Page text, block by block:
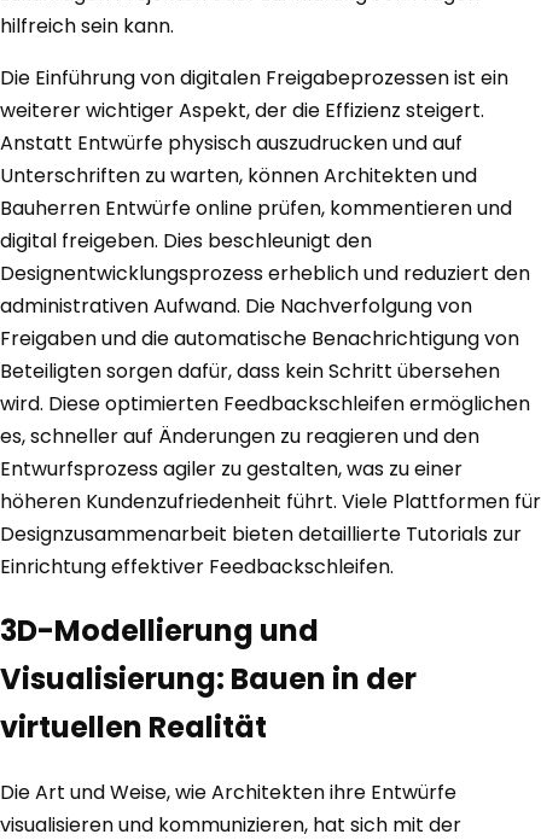
hilfreich sein kann.
Die Einführung von digitalen Freigabeprozessen ist ein
weiterer wichtiger Aspekt, der die Effizienz steigert.
Anstatt Entwürfe physisch auszudrucken und auf
Unterschriften zu warten, können Architekten und
Bauherren Entwürfe online prüfen, kommentieren und
digital freigeben. Dies beschleunigt den
Designentwicklungsprozess erheblich und reduziert den
administrativen Aufwand. Die Nachverfolgung von
Freigaben und die automatische Benachrichtigung von
Beteiligten sorgen dafür, dass kein Schritt übersehen
wird. Diese optimierten Feedbackschleifen ermöglichen
es, schneller auf Änderungen zu reagieren und den
Entwurfsprozess agiler zu gestalten, was zu einer
höheren Kundenzufriedenheit führt. Viele Plattformen für
Designzusammenarbeit bieten detaillierte Tutorials zur
Einrichtung effektiver Feedbackschleifen.
3D-Modellierung und
Visualisierung: Bauen in der
virtuellen Realität
Die Art und Weise, wie Architekten ihre Entwürfe
visualisieren und kommunizieren, hat sich mit der